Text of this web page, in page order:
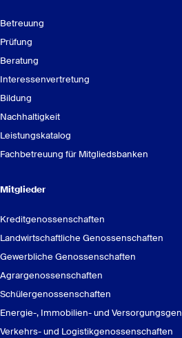
Betreuung
Prüfung
Beratung
Interessenvertretung
Bildung
Nachhaltigkeit
Leistungskatalog
Fachbetreuung für Mitgliedsbanken
Mitglieder
Kreditgenossenschaften
Landwirtschaftliche Genossenschaften
Gewerbliche Genossenschaften
Agrargenossenschaften
Schülergenossenschaften
Energie-, Immobilien- und
Verkehrs- und Logistikgenossenschaften